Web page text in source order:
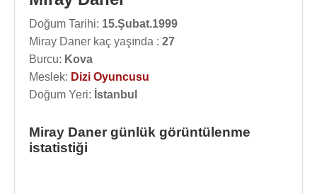
Doğum Tarihi: 15.Şubat.1999
Miray Daner kaç yaşında : 27
Burcu: Kova
Meslek: Dizi Oyuncusu
Doğum Yeri: İstanbul
Miray Daner günlük görüntülenme
istatistiği